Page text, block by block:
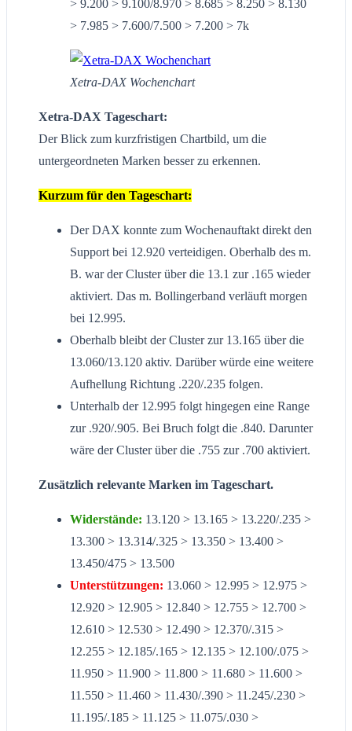
> 9.200 > 9.100/8.970 > 8.685 > 8.250 > 8.130
> 7.985 > 7.600/7.500 > 7.200 > 7k
Xetra-DAX Wochenchart
Xetra-DAX Tageschart:
Der Blick zum kurzfristigen Chartbild, um die
untergeordneten Marken besser zu erkennen.
Kurzum für den Tageschart:
Der DAX konnte zum Wochenauftakt direkt den
Support bei 12.920 verteidigen. Oberhalb des m.
B. war der Cluster über die 13.1 zur .165 wieder
aktiviert. Das m. Bollingerband verläuft morgen
bei 12.995.
Oberhalb bleibt der Cluster zur 13.165 über die
13.060/13.120 aktiv. Darüber würde eine weitere
Aufhellung Richtung .220/.235 folgen.
Unterhalb der 12.995 folgt hingegen eine Range
zur .920/.905. Bei Bruch folgt die .840. Darunter
wäre der Cluster über die .755 zur .700 aktiviert.
Zusätzlich relevante Marken im Tageschart.
Widerstände: 13.120 > 13.165 > 13.220/.235 >
13.300 > 13.314/.325 > 13.350 > 13.400 >
13.450/475 > 13.500
Unterstützungen: 13.060 > 12.995 > 12.975 >
12.920 > 12.905 > 12.840 > 12.755 > 12.700 >
12.610 > 12.530 > 12.490 > 12.370/.315 >
12.255 > 12.185/.165 > 12.135 > 12.100/.075 >
11.950 > 11.900 > 11.800 > 11.680 > 11.600 >
11.550 > 11.460 > 11.430/.390 > 11.245/.230 >
11.195/.185 > 11.125 > 11.075/.030 >